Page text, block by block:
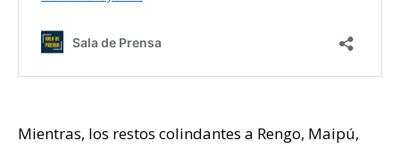
Mientras, los restos colindantes a Rengo, Maipú,